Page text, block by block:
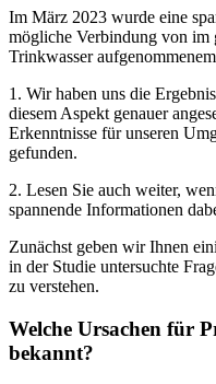
Im März 2023 wurde eine
mögliche Verbindung von im
Trinkwasser
1. Wir haben uns die
diesem Aspekt genauer
Erkenntnisse für unseren
gefunden.
2. Lesen Sie auch weiter,
spannende Informationen
Zunächst geben wir Ihnen
in der Studie untersuchte
zu verstehen.
Welche Ursachen für
bekannt?